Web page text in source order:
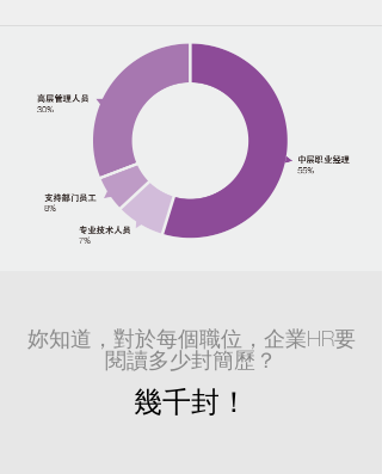
妳知道，對於每個職位，企業HR要
閱讀多少封簡歷？
幾千封！